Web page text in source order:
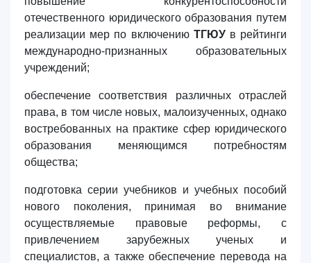
отечественного юридического образования путем
реализации мер по включению ТГЮУв рейтинги
международно-признанных образовательных
учреждений;
обеспечение соответствия различных отраслей
права, в том числе новых, малоизученных, однако
востребованных на практике сфер юридического
образования меняющимся потребностям
общества;
подготовка серии учебников и учебных пособий
нового поколения, принимая во внимание
осуществляемые правовые реформы, с
привлечением зарубежных ученых и
специалистов, а также обеспечение перевода на